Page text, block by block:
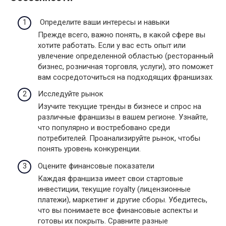
Определите ваши интересы и навыки
Прежде всего, важно понять, в какой сфере вы
хотите работать. Если у вас есть опыт или
увлечение определенной областью (ресторанный
бизнес, розничная торговля, услуги), это поможет
вам сосредоточиться на подходящих франшизах.
Исследуйте рынок
Изучите текущие тренды в бизнесе и спрос на
различные франшизы в вашем регионе. Узнайте,
что популярно и востребовано среди
потребителей. Проанализируйте рынок, чтобы
понять уровень конкуренции.
Оцените финансовые показатели
Каждая франшиза имеет свои стартовые
инвестиции, текущие royalty (лицензионные
платежи), маркетинг и другие сборы. Убедитесь,
что вы понимаете все финансовые аспекты и
готовы их покрыть. Сравните разные